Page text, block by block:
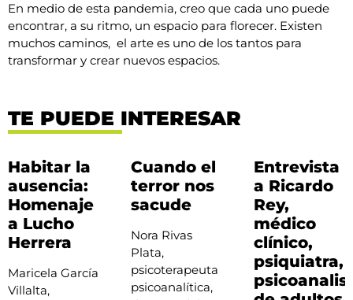
En medio de esta pandemia, creo que cada uno puede
encontrar, a su ritmo, un espacio para florecer. Existen
muchos caminos, el arte es uno de los tantos para
transformar y crear nuevos espacios.
TE PUEDE INTERESAR
Habitar la
ausencia:
Homenaje
a Lucho
Herrera
Maricela García
Villalta,
Cuando el
terror nos
sacude
Nora Rivas
Plata,
psicoterapeuta
psicoanalítica,
Entrevista
a Ricardo
Rey,
médico
clínico,
psiquiatra,